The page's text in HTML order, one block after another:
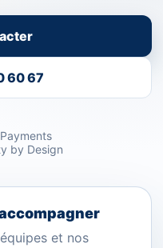
60 67
by Design
et nos